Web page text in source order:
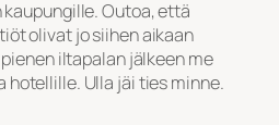
Outoa, että
olivat jo siihen aikaan
iltapalan jälkeen me
hotellille. Ulla jäi ties minne.